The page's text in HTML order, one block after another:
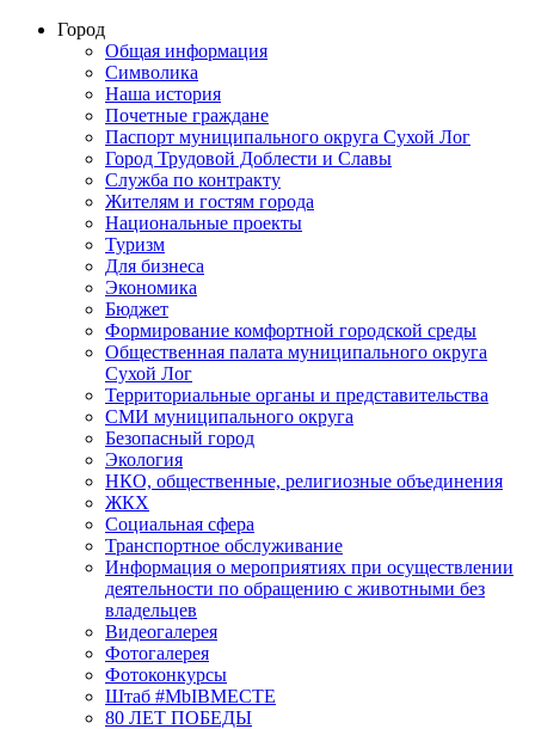
Город
Общая информация
Символика
Наша история
Почетные граждане
Паспорт муниципального округа Сухой Лог
Город Трудовой Доблести и Славы
Служба по контракту
Жителям и гостям города
Национальные проекты
Туризм
Для бизнеса
Экономика
Бюджет
Формирование комфортной городской среды
Общественная палата муниципального округа
Сухой Лог
Территориальные органы и представительства
СМИ муниципального округа
Безопасный город
Экология
НКО, общественные, религиозные объединения
ЖКХ
Социальная сфера
Транспортное обслуживание
Информация о мероприятиях при осуществлении
деятельности по обращению с животными без
владельцев
Видеогалерея
Фотогалерея
Фотоконкурсы
Штаб #MbIBMECTE
80 ЛЕТ ПОБЕДЫ